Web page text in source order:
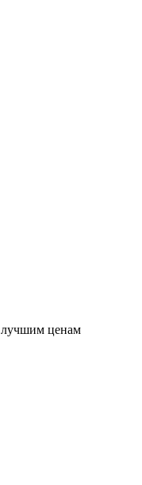
лучшим ценам